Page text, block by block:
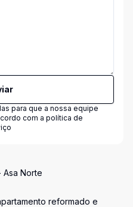
para que a nossa equipe
com a política de
Asa Norte
reformado e